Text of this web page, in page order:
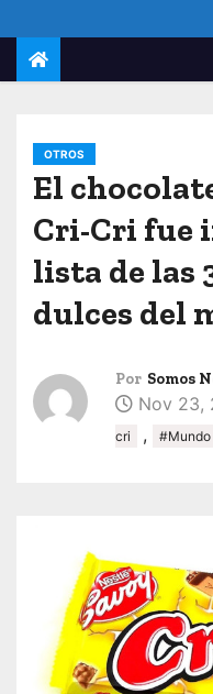
OTROS
El
Cri-Cri fue
lista de las
dulces del
Por Somos
Nov 23,
cri
, #Mundo